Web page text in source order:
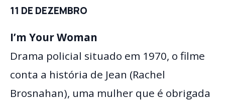
11 DE DEZEMBRO
I’m Your Woman
Drama policial situado em 1970, o filme
conta a história de Jean (Rachel
Brosnahan), uma mulher que é obrigada